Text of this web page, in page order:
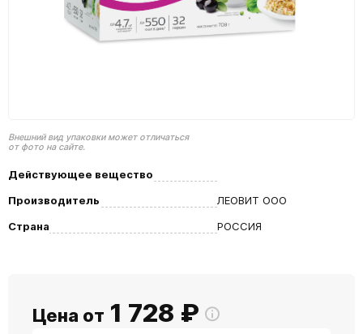
Внешний вид упаковки может отличаться
от фото на сайте.
Действующее вещество
Производитель
ЛЕОВИТ ООО
Страна
РОССИЯ
Цена от 1 728 ₽